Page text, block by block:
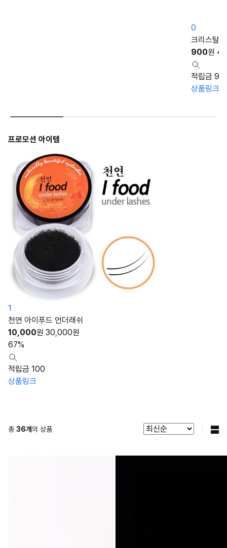
0
크리스탈
900원
적립금 9
상품링크
프로모션 아이템
1
천연 아이푸드 언더래쉬
10,000원 30,000원
67%
적립금 100
상품링크
총 36개의 상품